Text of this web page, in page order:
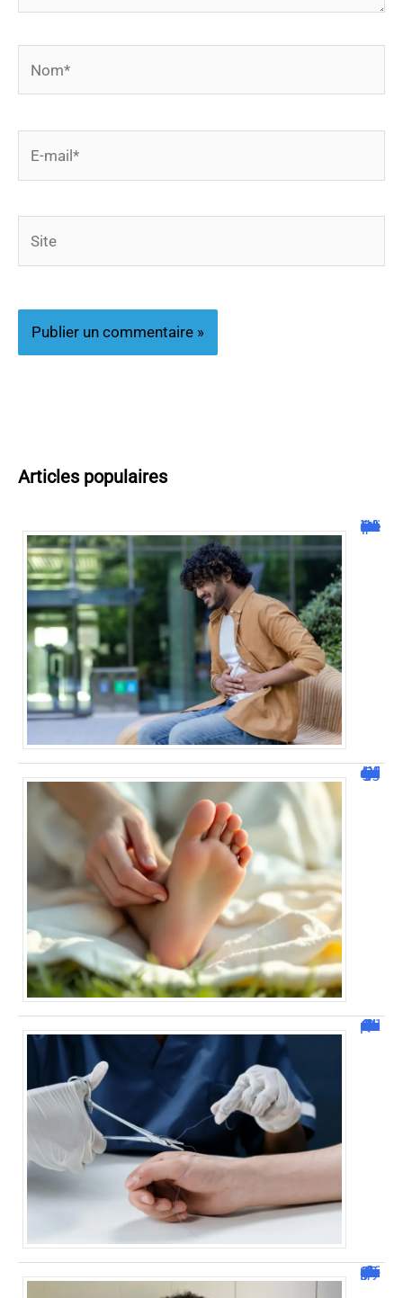
Articles populaires
Rot qui sent l’œuf pourri et mal de ventre : causes et remèdes
Pied gauche qui gratte : signification spirituelle
Que faire si un fil de suture non résorbable reste dans la plaie ?
Analyse de situation IFSI : exemple & guide pratique